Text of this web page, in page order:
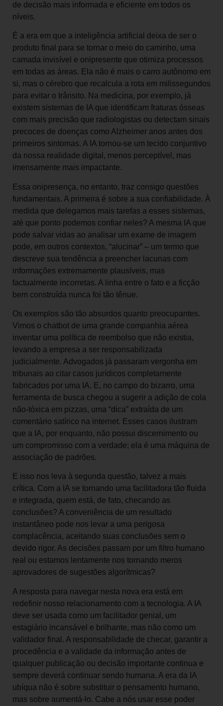
de decisão mais informada e eficiente em todos os
níveis.
É a era em que a inteligência artificial deixa de ser o
produto final para se tornar o meio do caminho, uma
camada invisível e onipresente que otimiza processos
em todas as áreas. Ela não é mais o carro autônomo em
si, mas o cérebro que recalcula a rota em milissegundos
para evitar o trânsito. Na medicina, por exemplo, já
existem sistemas de IA que identificam fraturas ósseas
com mais precisão que radiologistas ou detectam sinais
precoces de doenças como Alzheimer anos antes dos
primeiros sintomas. A IA tornou-se um tecido conjuntivo
da nossa realidade digital, menos perceptível, mas
imensamente mais impactante.
Essa onipresença, no entanto, traz consigo questões
fundamentais. A primeira é sobre a sua confiabilidade. À
medida que delegamos mais tarefas a esses sistemas,
até que ponto podemos confiar neles? A mesma IA que
pode salvar vidas ao analisar um exame de imagem
pode, em outros contextos, “alucinar” – um termo que
descreve sua tendência a preencher lacunas com
informações extremamente plausíveis, mas
factualmente incorretas. A linha entre o fato e a ficção
bem construída nunca foi tão tênue.
Os exemplos são tão absurdos quanto preocupantes.
Vimos o chatbot de uma grande companhia aérea
inventar uma política de reembolso que não existia,
levando a empresa a ser responsabilizada
judicialmente. Advogados já passaram vergonha em
tribunais ao citar casos jurídicos completamente
fabricados por uma IA. E, no campo do bizarro, uma
ferramenta de busca chegou a sugerir a adição de cola
não-tóxica em pizzas, uma “dica” extraída de um
comentário satírico na internet. Esses casos ilustram
que a IA, por enquanto, não possui discernimento ou
um compromisso com a verdade; ela é uma máquina de
associação de padrões.
E isso nos leva à segunda questão, talvez a mais
crítica. Com a IA se tornando uma facilitadora tão fluida
e integrada, quem está, de fato, checando as
conclusões? A conveniência de um resultado
instantâneo pode nos levar a uma perigosa
complacência, aceitando suas conclusões sem o
devido rigor. As decisões passam por um filtro humano
real ou estamos lentamente nos tornando meros
aprovadores de sugestões algorítmicas?
A resposta para navegar nesta nova era está em
redefinir nosso relacionamento com a tecnologia. A IA
deve ser usada como um facilitador genial, um
estagiário incansável e brilhante, mas não como um
validador final. A responsabilidade de checar, garantir a
procedência e a validade da informação antes de
qualquer publicação ou decisão importante continua e
sempre deverá continuar sendo humana. A era da IA
ubíqua não é sobre substituir o pensamento humano,
mas sobre aumentá-lo. Cabe a nós usar esse poder